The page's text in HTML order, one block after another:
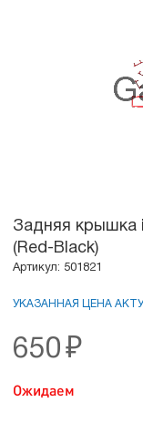
Задняя крышка
(Red-Black)
Артикул: 501821
УКАЗАННАЯ ЦЕНА
650 ₽
Ожидаем